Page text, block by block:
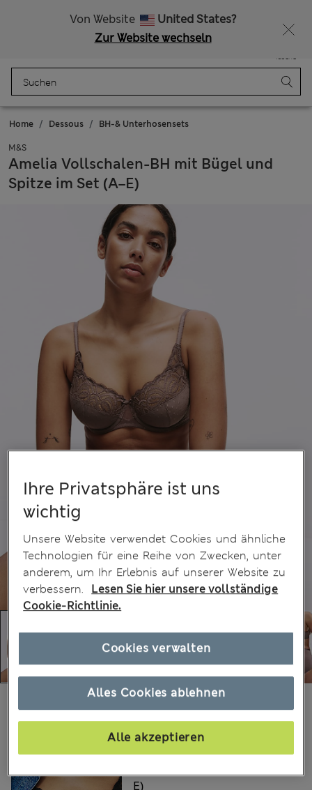
Von Website
United States?
Zur Website wechseln
Tasche
Home Dessous BH-& Unterhosensets
M&S
Amelia Vollschalen-BH mit Bügel und
Spitze im Set (A–E)
M&S
Amelia Vollschalen-BH
E)
Ihre Privatsphäre ist uns
wichtig
Unsere Website verwendet Cookies und ähnliche
Technologien für eine Reihe von Zwecken, unter
anderem, um Ihr Erlebnis auf unserer Website zu
verbessern.
Lesen Sie hier unsere vollständige
Cookie-Richtlinie.
Alles Cookies ablehnen
Alle akzeptieren
Cookies verwalten